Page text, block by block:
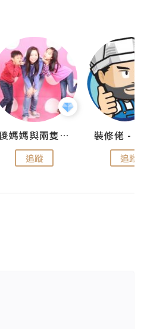
儍媽媽與兩隻小魔怪之家
追蹤 追蹤